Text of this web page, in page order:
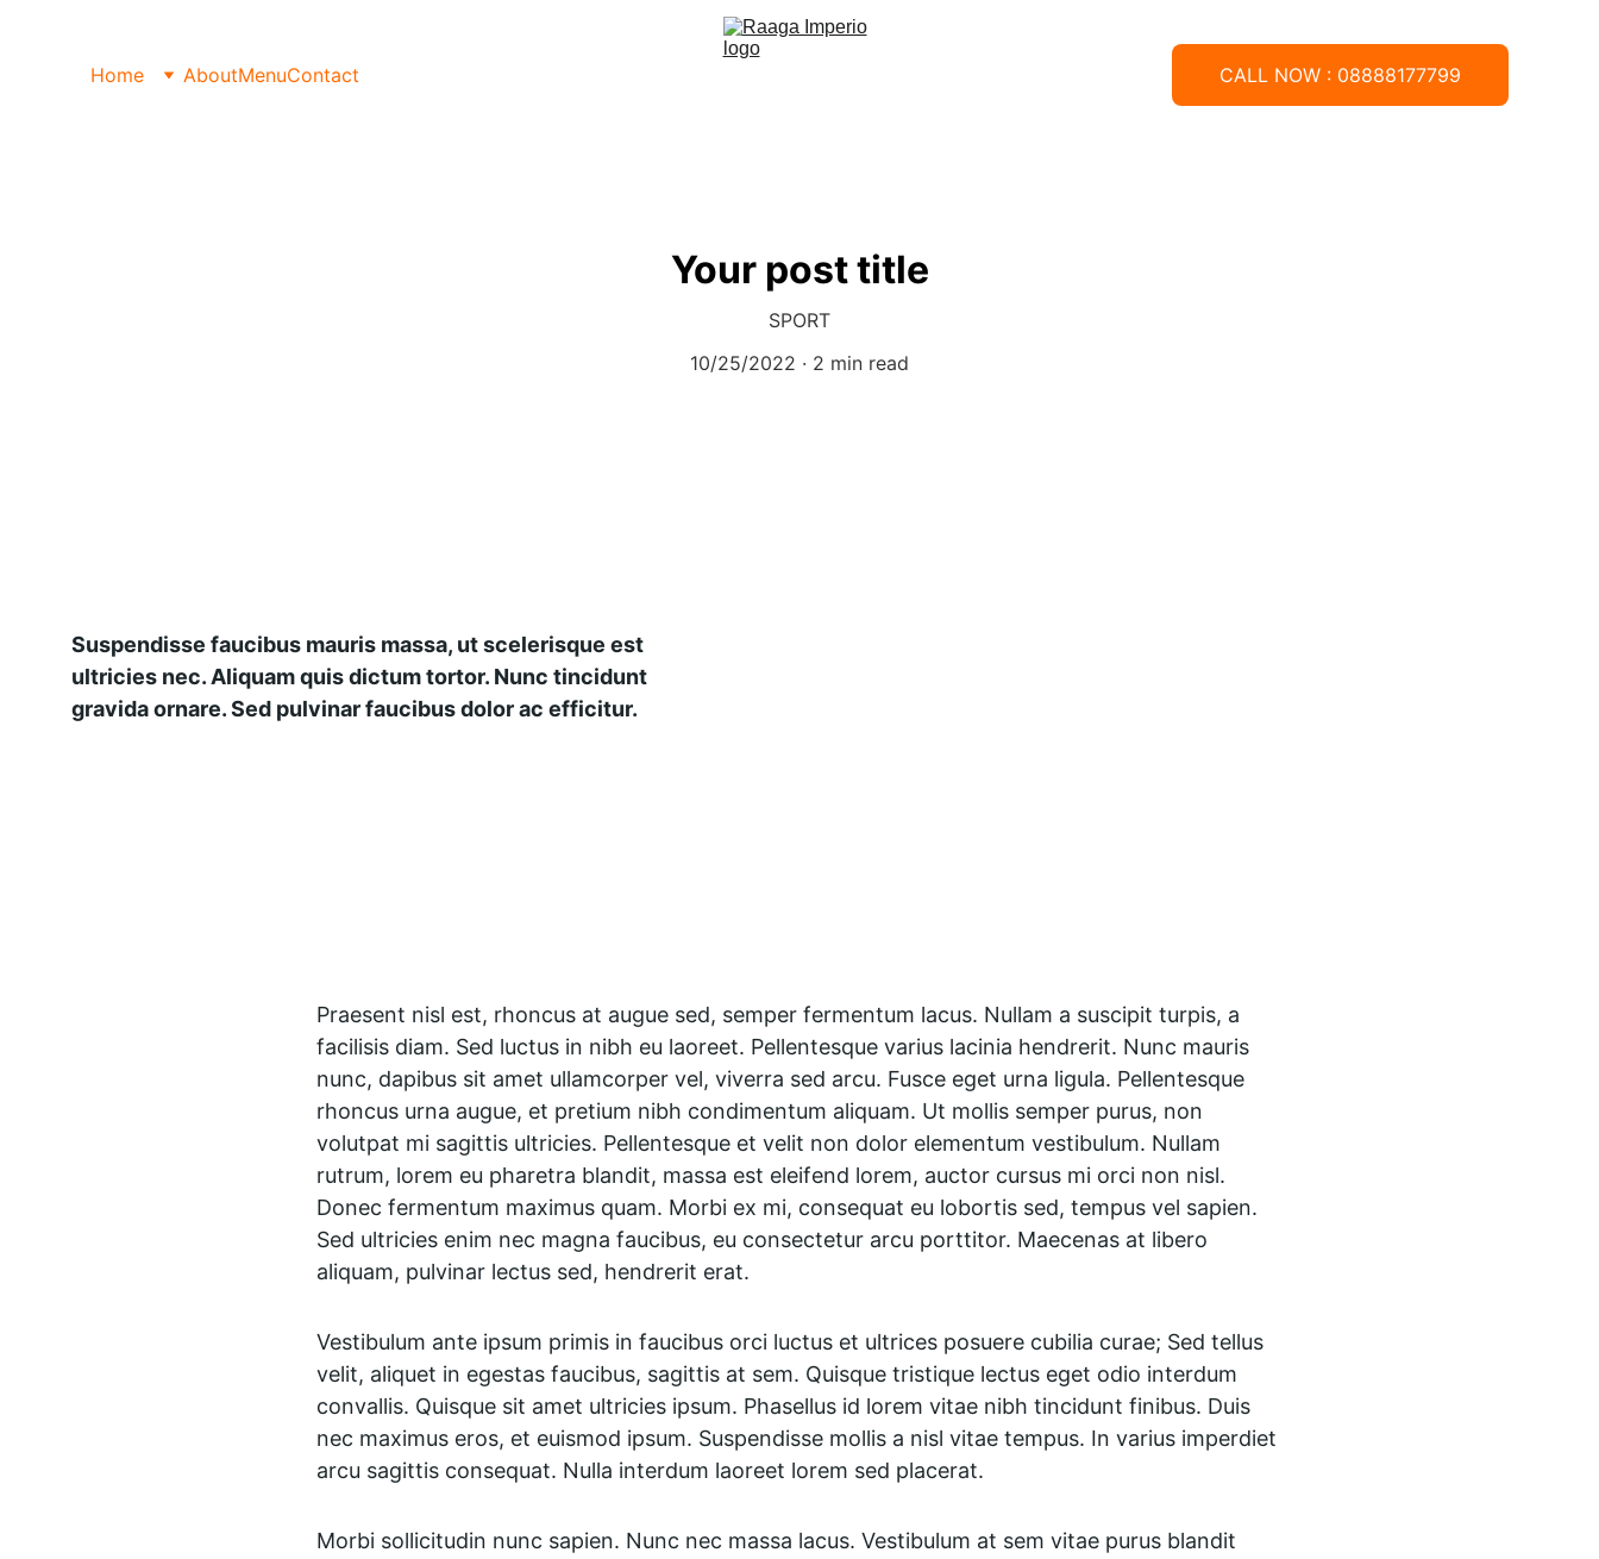
Home AboutMenuContact CALL NOW : 08888177799
Your post title
SPORT
10/25/2022
2 min read
Suspendisse faucibus mauris massa, ut scelerisque est
ultricies nec. Aliquam quis dictum tortor. Nunc tincidunt
gravida ornare. Sed pulvinar faucibus dolor ac efficitur.
Praesent nisl est, rhoncus at augue sed, semper fermentum lacus. Nullam a suscipit turpis, a
facilisis diam. Sed luctus in nibh eu laoreet. Pellentesque varius lacinia hendrerit. Nunc mauris
nunc, dapibus sit amet ullamcorper vel, viverra sed arcu. Fusce eget urna ligula. Pellentesque
rhoncus urna augue, et pretium nibh condimentum aliquam. Ut mollis semper purus, non
volutpat mi sagittis ultricies. Pellentesque et velit non dolor elementum vestibulum. Nullam
rutrum, lorem eu pharetra blandit, massa est eleifend lorem, auctor cursus mi orci non nisl.
Donec fermentum maximus quam. Morbi ex mi, consequat eu lobortis sed, tempus vel sapien.
Sed ultricies enim nec magna faucibus, eu consectetur arcu porttitor. Maecenas at libero
aliquam, pulvinar lectus sed, hendrerit erat.
Vestibulum ante ipsum primis in faucibus orci luctus et ultrices posuere cubilia curae; Sed tellus
velit, aliquet in egestas faucibus, sagittis at sem. Quisque tristique lectus eget odio interdum
convallis. Quisque sit amet ultricies ipsum. Phasellus id lorem vitae nibh tincidunt finibus. Duis
nec maximus eros, et euismod ipsum. Suspendisse mollis a nisl vitae tempus. In varius imperdiet
arcu sagittis consequat. Nulla interdum laoreet lorem sed placerat.
Morbi sollicitudin nunc sapien. Nunc nec massa lacus. Vestibulum at sem vitae purus blandit